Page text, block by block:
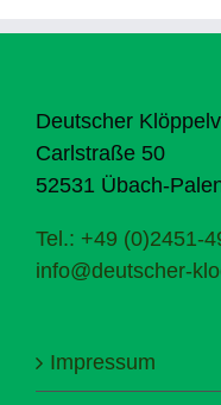
Deutscher
Carlstraße 50
52531 Übach-
Tel.: +49 (0)2451-
info@deutscher-
Impressum